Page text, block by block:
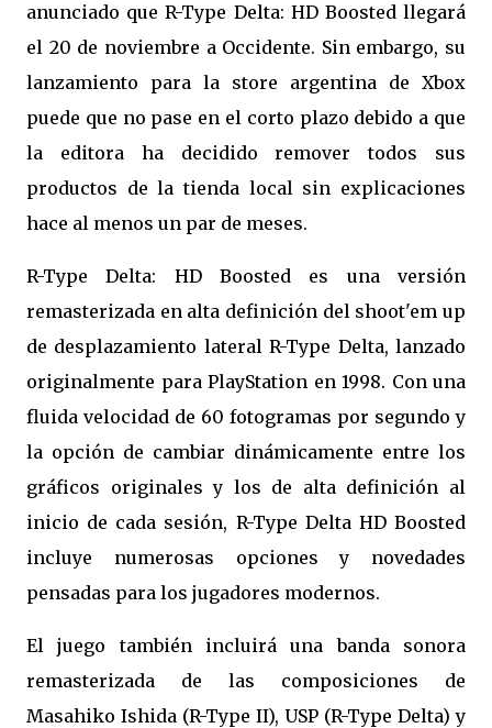
anunciado que R-Type Delta: HD Boosted llegará
el 20 de noviembre a Occidente. Sin embargo, su
lanzamiento para la store argentina de Xbox
puede que no pase en el corto plazo debido a que
la editora ha decidido remover todos sus
productos de la tienda local sin explicaciones
hace al menos un par de meses.
R-Type Delta: HD Boosted es una versión
remasterizada en alta definición del shoot'em up
de desplazamiento lateral R-Type Delta, lanzado
originalmente para PlayStation en 1998. Con una
fluida velocidad de 60 fotogramas por segundo y
la opción de cambiar dinámicamente entre los
gráficos originales y los de alta definición al
inicio de cada sesión, R-Type Delta HD Boosted
incluye numerosas opciones y novedades
pensadas para los jugadores modernos.
El juego también incluirá una banda sonora
remasterizada de las composiciones de
Masahiko Ishida (R-Type II), USP (R-Type Delta) y